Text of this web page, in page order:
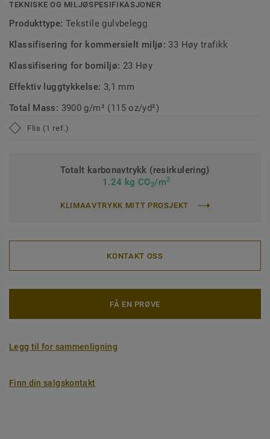
komponent.
TEKNISKE OG MILJØSPESIFIKASJONER
Produkttype: Tekstile gulvbelegg
Klassifisering for kommersielt miljø: 33 Høy trafikk
Klassifisering for bomiljø: 23 Høy
Effektiv luggtykkelse: 3,1 mm
Total Mass: 3900 g/m² (115 oz/yd²)
Flis (1 ref.)
Totalt karbonavtrykk (resirkulering)
1.24 kg CO2/m2
KLIMAAVTRYKK MITT PROSJEKT
KONTAKT OSS
FÅ EN PRØVE
Legg til for sammenligning
Finn din salgskontakt